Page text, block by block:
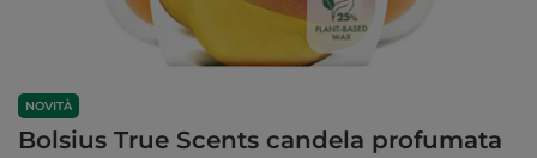
NOVITÀ
Bolsius True Scents candela profumata